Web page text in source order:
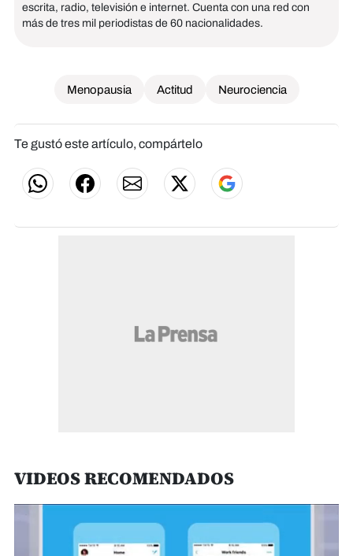
escrita, radio, televisión e internet. Cuenta con una red con
más de tres mil periodistas de 60 nacionalidades.
Menopausia Actitud Neurociencia
Te gustó este artículo, compártelo
VIDEOS RECOMENDADOS